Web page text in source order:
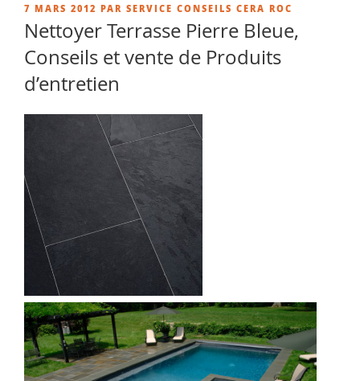
PUBLIÉ
LE
7 MARS 2012 PAR SERVICE CONSEILS CERA ROC
Nettoyer Terrasse Pierre Bleue,
Conseils et vente de Produits
d’entretien